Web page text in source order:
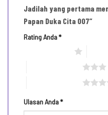
Jadilah yang pertama
Papan Duka Cita 007”
Rating Anda*
Ulasan Anda*